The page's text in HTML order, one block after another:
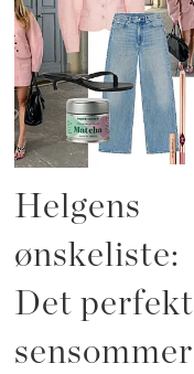
Helgens
ønskeliste:
Det